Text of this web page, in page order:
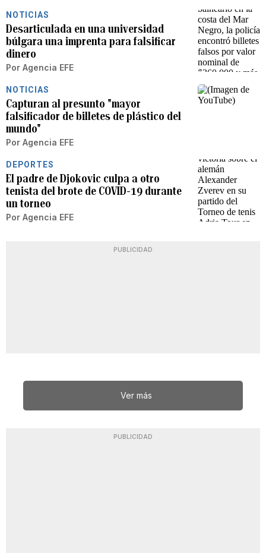
NOTICIAS
Desarticulada en una universidad
búlgara una imprenta para falsificar
dinero
Por Agencia EFE
NOTICIAS
Capturan al presunto "mayor
falsificador de billetes de plástico del
mundo"
Por Agencia EFE
DEPORTES
El padre de Djokovic culpa a otro
tenista del brote de COVID-19 durante
un torneo
Por Agencia EFE
PUBLICIDAD
Ver más
PUBLICIDAD